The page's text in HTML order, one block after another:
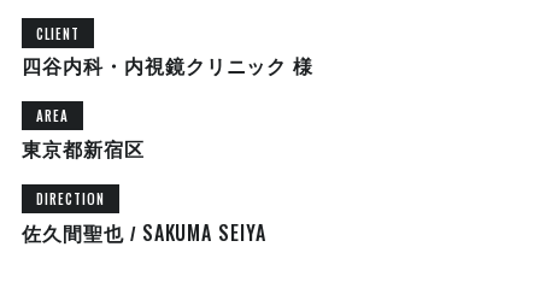
CLIENT
四谷内科・内視鏡クリニック 様
AREA
東京都新宿区
DIRECTION
佐久間聖也 / SAKUMA SEIYA